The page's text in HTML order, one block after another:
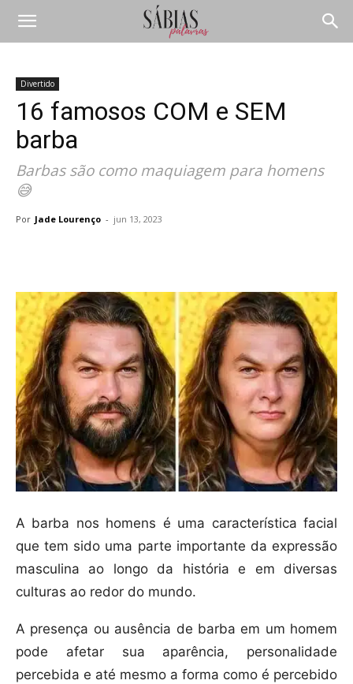
Divertido
16 famosos COM e SEM
barba
Barbas são como maquiagem para homens
😅
Por Jade Lourenço - jun 13, 2023
A barba nos homens é uma característica facial
que tem sido uma parte importante da expressão
masculina ao longo da história e em diversas
culturas ao redor do mundo.
A presença ou ausência de barba em um homem
pode afetar sua aparência, personalidade
percebida e até mesmo a forma como é percebido